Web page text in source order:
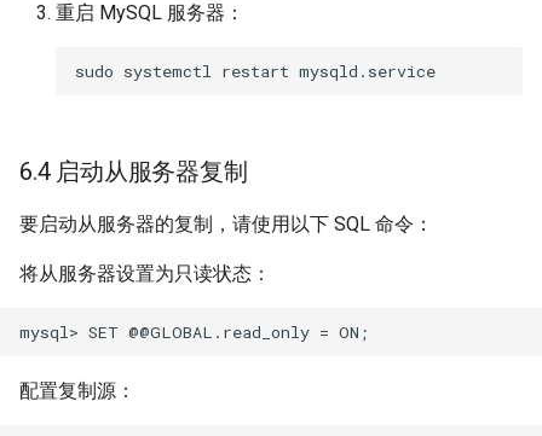
重启 MySQL 服务器：
6.4 启动从服务器复制
要启动从服务器的复制，请使用以下 SQL 命令：
将从服务器设置为只读状态：
配置复制源：